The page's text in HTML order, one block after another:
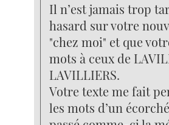
Il n’est jamais trop
hasard sur votre
"chez moi" et que
mots à ceux de
LAVILLIERS.
Votre texte me fait
les mots d’un